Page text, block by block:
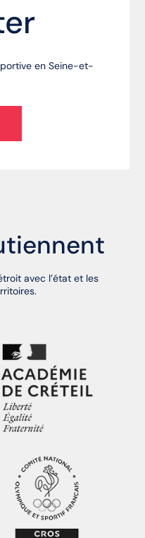
en Seine-et-
avec l’état et les